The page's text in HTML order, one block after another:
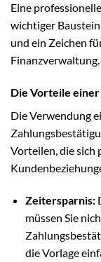
Eine
wichtiger
und ein Zeichen
Finanzverwaltung.
Die Vorteile
Die Verwendung
Vorteilen, die sich
Zeitersparnis:
müssen Sie
die Vorlage